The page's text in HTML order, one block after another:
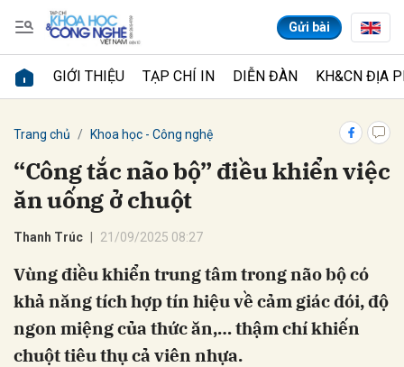
Gửi bài
GIỚI THIỆU TẠP CHÍ IN DIỄN ĐÀN KH&CN ĐỊA
Trang chủ Khoa học - Công nghệ
“Công tắc não bộ” điều khiển việc
ăn uống ở chuột
Thanh Trúc 21/09/2025 08:27
Vùng điều khiển trung tâm trong não bộ có
khả năng tích hợp tín hiệu về cảm giác đói, độ
ngon miệng của thức ăn,… thậm chí khiến
chuột tiêu thụ cả viên nhựa.
Gửi bình luận
Hủy Gửi